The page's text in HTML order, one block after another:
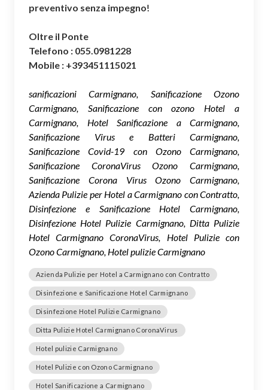
preventivo senza impegno!
Oltre il Ponte
Telefono : 055.0981228
Mobile : +393451115021
sanificazioni Carmignano, Sanificazione Ozono
Carmignano, Sanificazione con ozono Hotel a
Carmignano, Hotel Sanificazione a Carmignano,
Sanificazione Virus e Batteri Carmignano,
Sanificazione Covid-19 con Ozono Carmignano,
Sanificazione CoronaVirus Ozono Carmignano,
Sanificazione Corona Virus Ozono Carmignano,
Azienda Pulizie per Hotel a Carmignano con Contratto,
Disinfezione e Sanificazione Hotel Carmignano,
Disinfezione Hotel Pulizie Carmignano, Ditta Pulizie
Hotel Carmignano CoronaVirus, Hotel Pulizie con
Ozono Carmignano, Hotel pulizie Carmignano
Azienda Pulizie per Hotel a Carmignano con Contratto
Disinfezione e Sanificazione Hotel Carmignano
Disinfezione Hotel Pulizie Carmignano
Ditta Pulizie Hotel Carmignano CoronaVirus
Hotel pulizie Carmignano
Hotel Pulizie con Ozono Carmignano
Hotel Sanificazione a Carmignano